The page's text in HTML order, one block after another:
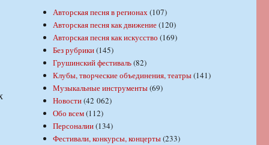
Авторская песня в регионах(107)
Авторская песня как движение(120)
Авторская песня как искусство (169)
Без рубрики(145)
Грушинский фестиваль(82)
Клубы, творческие объединения, театры(141)
Музыкальные инструменты(69)
Новости(42 062)
Обо всем(112)
Персоналии(134)
Фестивали, конкурсы, концерты(233)